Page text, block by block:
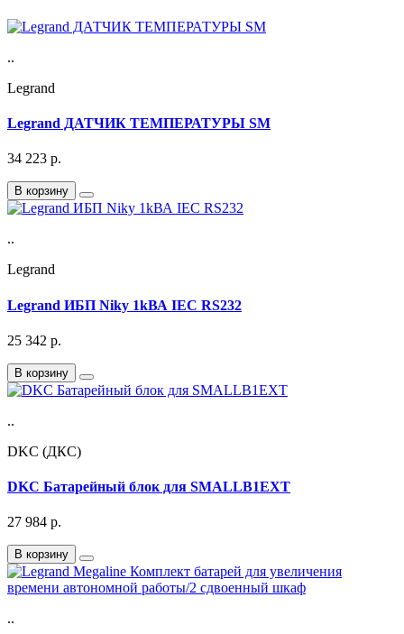
..
Legrand
Legrand ДАТЧИК ТЕМПЕРАТУРЫ SM
34 223 р.
В корзину
..
Legrand
Legrand ИБП Niky 1kВА IEC RS232
25 342 р.
В корзину
..
DKC (ДКС)
DKC Батарейный блок для SMALLB1EXT
27 984 р.
В корзину
..